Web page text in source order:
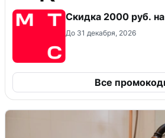
Скидка 2000 руб. на
До 31 декабря, 2026
Все